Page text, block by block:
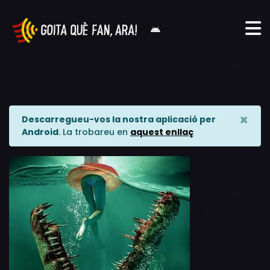
Descarregueu-vos la nostra aplicació per
Android. La trobareu en aquest enllaç
×